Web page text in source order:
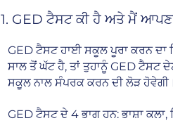
1. GED ਟੈਸਟ ਕੀ ਹੈ ਅਤੇ ਮੈਂ
GED ਟੈਸਟ ਹਾਈ ਸਕੂਲ ਪੂਰਾ ਕਰਨ ਦਾ
ਸਾਲ ਤੋਂ ਘੱਟ ਹੈ, ਤਾਂ ਤੁਹਾਨੂੰ GED ਟੈਸਟ
ਸਕੂਲ ਨਾਲ ਸੰਪਰਕ ਕਰਨ ਦੀ ਲੋੜ ਹੋਵੇਗੀ।
GED ਟੈਸਟ ਦੇ 4 ਭਾਗ ਹਨ: ਭਾਸ਼ਾ